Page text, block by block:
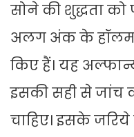
सोने की शुद्धता
अलग अंक के
किए हैं। यह
इसकी सही से जांच
चाहिए। इसके